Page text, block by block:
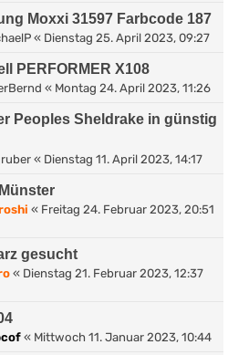
Moxxi 31597 Farbcode 187
« Dienstag 25. April 2023, 09:27
PERFORMER X108
« Montag 24. April 2023, 11:26
Peoples Sheldrake in günstig
« Dienstag 11. April 2023, 14:17
« Freitag 24. Februar 2023, 20:51
gesucht
« Dienstag 21. Februar 2023, 12:37
« Mittwoch 11. Januar 2023, 10:44